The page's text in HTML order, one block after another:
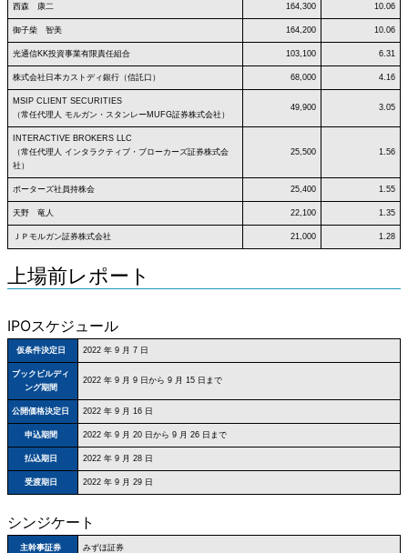
西森 康二 164,300 10.06
御子柴 智美 164,200 10.06
光通信KK投資事業有限責任組合 103,100 6.31
株式会社日本カストディ銀行（信託口） 68,000 4.16
MSIP CLIENT SECURITIES
（常任代理人 モルガン・スタンレーMUFG証券株式会社）
49,900 3.05
INTERACTIVE BROKERS LLC
（常任代理人 インタラクティブ・ブローカーズ証券株式会
社）
25,500 1.56
ポーターズ社員持株会 25,400 1.55
天野 竜人 22,100 1.35
ＪＰモルガン証券株式会社 21,000 1.28
上場前レポート
IPOスケジュール
仮条件決定日 2022 年 9 月 7 日
ブックビルディ
ング期間
2022 年 9 月 9 日から 9 月 15 日まで
公開価格決定日 2022 年 9 月 16 日
申込期間 2022 年 9 月 20 日から 9 月 26 日まで
払込期日 2022 年 9 月 28 日
受渡期日 2022 年 9 月 29 日
シンジケート
主幹事証券 みずほ証券